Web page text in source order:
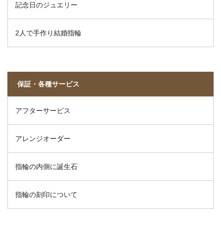
記念日のジュエリー
2人で手作り結婚指輪
保証・各種サービス
アフターサービス
アレンジオーダー
指輪の内側に誕生石
指輪の刻印について